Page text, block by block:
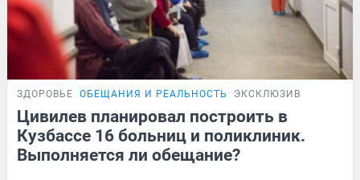
ЗДОРОВЬЕ ОБЕЩАНИЯ И РЕАЛЬНОСТЬ ЭКСКЛЮЗИВ
Цивилев планировал построить в
Кузбассе 16 больниц и поликлиник.
Выполняется ли обещание?